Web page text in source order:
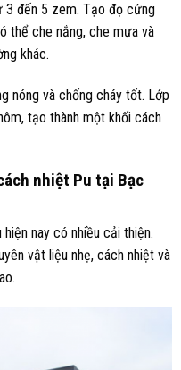
3 đến 5 zem. Tạo đọ cứng
thể che nắng, che mưa và
khác.
nóng và chống cháy tốt. Lớp
tạo thành một khối cách
nhiệt Pu tại Bạc
nay có nhiều cải thiện.
vật liệu nhẹ, cách nhiệt và